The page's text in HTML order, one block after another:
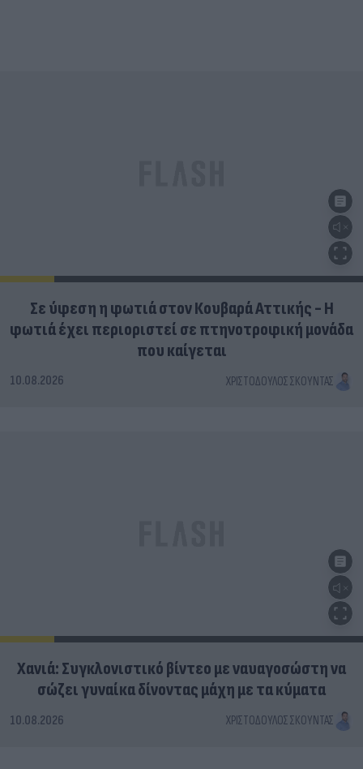
Σε ύφεση η φωτιά στον Κουβαρά Αττικής - Η
φωτιά έχει περιοριστεί σε πτηνοτροφική μονάδα
που καίγεται
10.08.2026 ΧΡΙΣΤΌΔΟΥΛΟΣ ΣΚΟΎΝΤΑΣ
Χανιά: Συγκλονιστικό βίντεο με ναυαγοσώστη να
σώζει γυναίκα δίνοντας μάχη με τα κύματα
10.08.2026 ΧΡΙΣΤΌΔΟΥΛΟΣ ΣΚΟΎΝΤΑΣ